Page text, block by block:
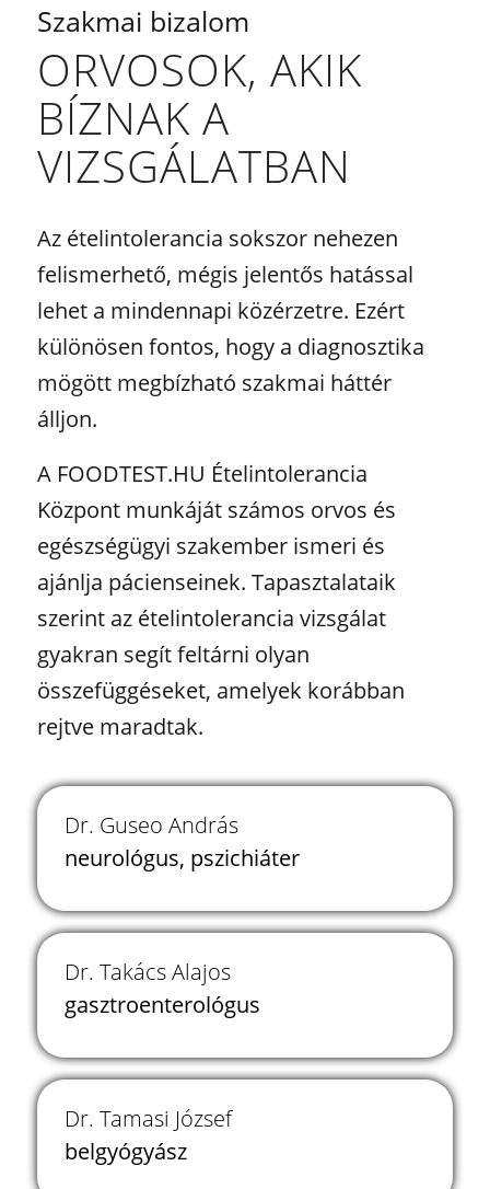
Szakmai bizalom
ORVOSOK, AKIK
BÍZNAK A
VIZSGÁLATBAN
Az ételintolerancia sokszor nehezen
felismerhető, mégis jelentős hatással
lehet a mindennapi közérzetre. Ezért
különösen fontos, hogy a diagnosztika
mögött megbízható szakmai háttér
álljon.
A FOODTEST.HU Ételintolerancia
Központ munkáját számos orvos és
egészségügyi szakember ismeri és
ajánlja pácienseinek. Tapasztalataik
szerint az ételintolerancia vizsgálat
gyakran segít feltárni olyan
összefüggéseket, amelyek korábban
rejtve maradtak.
Dr. Guseo András
neurológus, pszichiáter
Dr. Takács Alajos
gasztroenterológus
Dr. Tamasi József
belgyógyász